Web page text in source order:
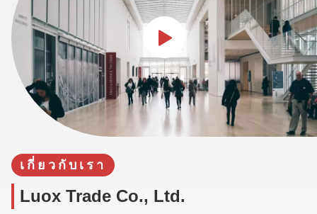
เกี่ยวกับเรา
Luox Trade Co., Ltd.